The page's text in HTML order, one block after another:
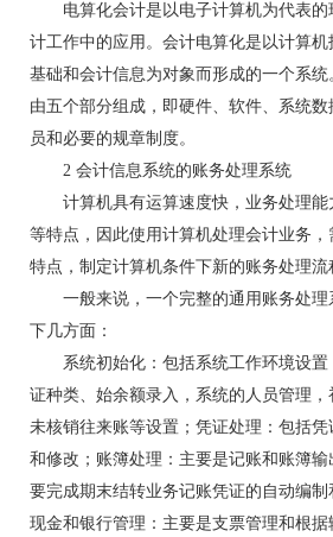
电算化会计是以电子计算机为代表的
计工作中的应用。会计电算化是以计算
基础和会计信息为对象而形成的一个系
由五个部分组成，即硬件、软件、系统
员和必要的规章制度。
2 会计信息系统的账务处理系统
计算机具有运算速度快，业务处理能
等特点，因此使用计算机处理会计业务
特点，制定计算机条件下新的账务处理流
一般来说，一个完整的通用账务处理
下几方面：
系统初始化：包括系统工作环境设置
证种类、始余额录入，系统的人员管理
未核销往来账等设置；凭证处理：包括
和修改；账簿处理：主要是记账和账簿
要完成期末结转业务记账凭证的自动编
现金和银行管理：主要是支票管理和根